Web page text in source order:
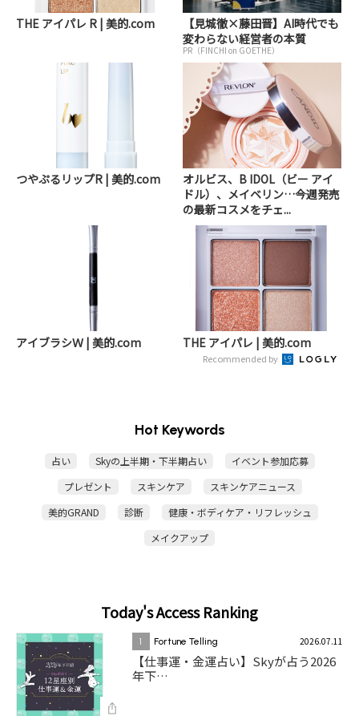
THE アイパレ R | 美的.com
【見城徹×藤田晋】AI時代でも
変わらない経営者の本質
PR（FINCHI on GOETHE）
つやぷるリップR | 美的.com
オルビス、B IDOL（ビー アイ
ドル）、メイベリン…今週発売
の最新コスメをチェ...
アイブラシＷ | 美的.com THE アイパレ | 美的.com
Recommended by
Hot Keywords
占い Skyの上半期・下半期占い
イベント参加応募
プレゼント
スキンケア
スキンケアニュース
美的GRAND
診断
健康・ボディケア・リフレッシュ
メイクアップ
Today's Access Ranking
1 Fortune Telling 2026.07.11
【仕事運・金運占い】Skyが占う2026
年下…